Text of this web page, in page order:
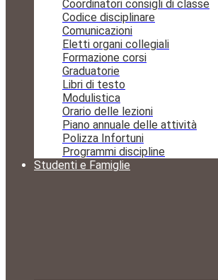
Coordinatori consigli di classe
Codice disciplinare
Comunicazioni
Eletti organi collegiali
Formazione corsi
Graduatorie
Libri di testo
Modulistica
Orario delle lezioni
Piano annuale delle attività
Polizza Infortuni
Programmi discipline
Studenti e Famiglie